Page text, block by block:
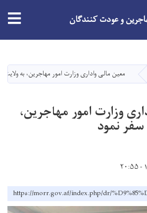
main
content
و عودت کنندگان
معین مالی واداری وزارت امور مهاجرین، به ولایت
وزارت امور مهاجرین،
سفر نمود
https://morr.gov.af/index.php/dr/